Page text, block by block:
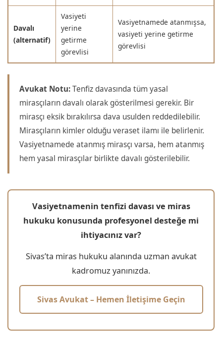
Davalı
(alternatif)
Vasiyeti
yerine
getirme
görevlisi
Vasiyetnamede atanmışsa,
vasiyeti yerine getirme
görevlisi
Avukat Notu:Tenfiz davasında tüm yasal
mirasçıların davalı olarak gösterilmesi gerekir. Bir
mirasçı eksik bırakılırsa dava usulden reddedilebilir.
Mirasçıların kimler olduğu veraset ilamı ile belirlenir.
Vasiyetnamede atanmış mirasçı varsa, hem atanmış
hem yasal mirasçılar birlikte davalı gösterilebilir.
Vasiyetnamenin tenfizi davası ve miras
hukuku konusunda profesyonel desteğe mi
ihtiyacınız var?
Sivas’ta miras hukuku alanında uzman avukat
kadromuz yanınızda.
Sivas Avukat – Hemen İletişime Geçin